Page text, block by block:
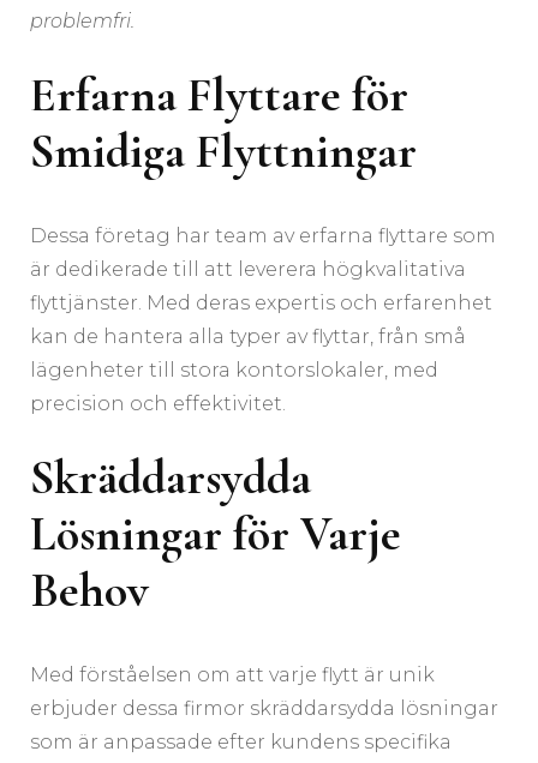
problemfri.
Erfarna Flyttare för
Smidiga Flyttningar
Dessa företag har team av erfarna flyttare som
är dedikerade till att leverera högkvalitativa
flyttjänster. Med deras expertis och erfarenhet
kan de hantera alla typer av flyttar, från små
lägenheter till stora kontorslokaler, med
precision och effektivitet.
Skräddarsydda
Lösningar för Varje
Behov
Med förståelsen om att varje flytt är unik
erbjuder dessa firmor skräddarsydda lösningar
som är anpassade efter kundens specifika